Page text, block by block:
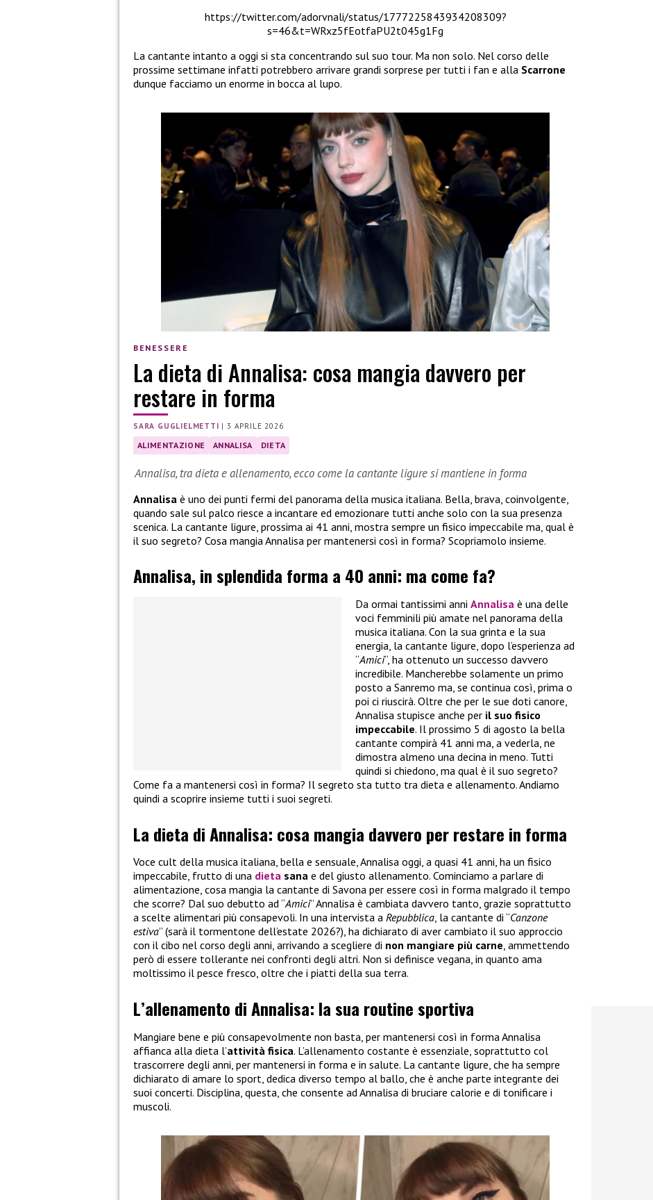
https://twitter.com/adorvnali/status/1777225843934208309?
s=46&t=WRxz5fEotfaPU2t045g1Fg
La cantante intanto a oggi si sta concentrando sul suo tour. Ma non solo. Nel corso delle
prossime settimane infatti potrebbero arrivare grandi sorprese per tutti i fan e alla Scarrone
dunque facciamo un enorme in bocca al lupo.
BENESSERE
La dieta di Annalisa: cosa mangia davvero per
restare in forma
SARA GUGLIELMETTI |3 APRILE 2026
ALIMENTAZIONE ANNALISA DIETA
Annalisa, tra dieta e allenamento, ecco come la cantante ligure si mantiene in forma
Annalisa è uno dei punti fermi del panorama della musica italiana. Bella, brava, coinvolgente,
quando sale sul palco riesce a incantare ed emozionare tutti anche solo con la sua presenza
scenica. La cantante ligure, prossima ai 41 anni, mostra sempre un fisico impeccabile ma, qual è
il suo segreto? Cosa mangia Annalisa per mantenersi così in forma? Scopriamolo insieme.
Annalisa, in splendida forma a 40 anni: ma come fa?
Da ormai tantissimi anni Annalisa è una delle
voci femminili più amate nel panorama della
musica italiana. Con la sua grinta e la sua
energia, la cantante ligure, dopo l’esperienza ad
“Amici“, ha ottenuto un successo davvero
incredibile. Mancherebbe solamente un primo
posto a Sanremo ma, se continua così, prima o
poi ci riuscirà. Oltre che per le sue doti canore,
Annalisa stupisce anche per il suo fisico
impeccabile. Il prossimo 5 di agosto la bella
cantante compirà 41 anni ma, a vederla, ne
dimostra almeno una decina in meno. Tutti
quindi si chiedono, ma qual è il suo segreto?
Come fa a mantenersi così in forma? Il segreto sta tutto tra dieta e allenamento. Andiamo
quindi a scoprire insieme tutti i suoi segreti.
La dieta di Annalisa: cosa mangia davvero per restare in forma
Voce cult della musica italiana, bella e sensuale, Annalisa oggi, a quasi 41 anni, ha un fisico
impeccabile, frutto di una dieta sana e del giusto allenamento. Cominciamo a parlare di
alimentazione, cosa mangia la cantante di Savona per essere così in forma malgrado il tempo
che scorre? Dal suo debutto ad “Amici” Annalisa è cambiata davvero tanto, grazie soprattutto
a scelte alimentari più consapevoli. In una intervista a Repubblica, la cantante di “Canzone
estiva” (sarà il tormentone dell’estate 2026?), ha dichiarato di aver cambiato il suo approccio
con il cibo nel corso degli anni, arrivando a scegliere di non mangiare più carne, ammettendo
però di essere tollerante nei confronti degli altri. Non si definisce vegana, in quanto ama
moltissimo il pesce fresco, oltre che i piatti della sua terra.
L’allenamento di Annalisa: la sua routine sportiva
Mangiare bene e più consapevolmente non basta, per mantenersi così in forma Annalisa
affianca alla dieta l’attività fisica. L’allenamento costante è essenziale, soprattutto col
trascorrere degli anni, per mantenersi in forma e in salute. La cantante ligure, che ha sempre
dichiarato di amare lo sport, dedica diverso tempo al ballo, che è anche parte integrante dei
suoi concerti. Disciplina, questa, che consente ad Annalisa di bruciare calorie e di tonificare i
muscoli.